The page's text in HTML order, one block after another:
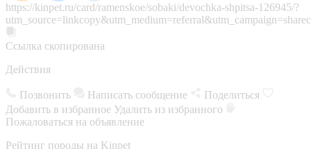
https://kinpet.ru/card/ramenskoe/sobaki/devochka-shpitsa-126945/?
Ссылка скопирована
Действия
Позвонить Написать сообщение
Поделиться
Добавить в избранное Удалить из избранного
Пожаловаться на объявление
Рейтинг породы на Kinpet